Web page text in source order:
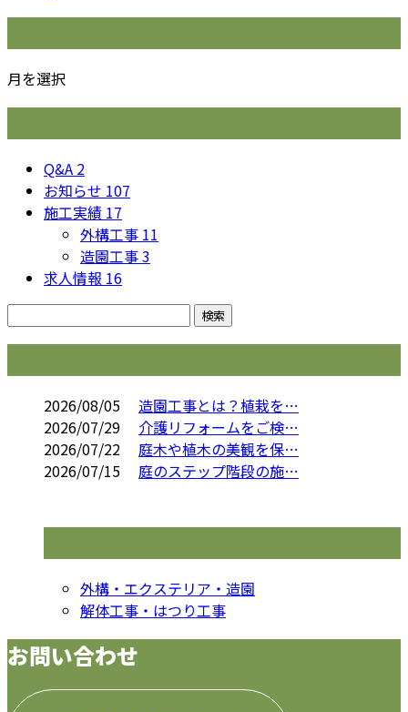
月を選択
Q&A 2
お知らせ 107
施工実績 17
外構工事 11
造園工事3
求人情報 16
2026/08/05
造園工事とは？植栽を…
2026/07/29
介護リフォームをご検…
2026/07/22
庭木や植木の美観を保…
2026/07/15
庭のステップ階段の施…
外構・エクステリア・造園
解体工事・はつり工事
お問い合わせ